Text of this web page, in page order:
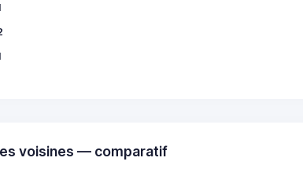
voisines — comparatif